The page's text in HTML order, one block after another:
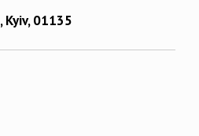
Kyiv, 01135